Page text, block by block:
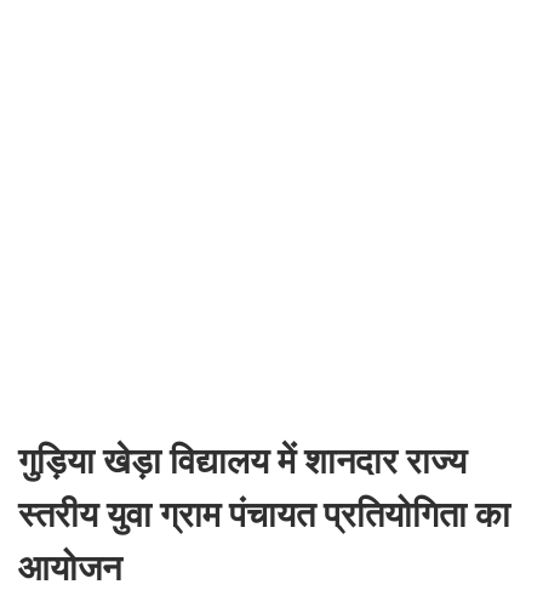
गुड़िया खेड़ा विद्यालय में शानदार राज्य
स्तरीय युवा ग्राम पंचायत प्रतियोगिता का
आयोजन